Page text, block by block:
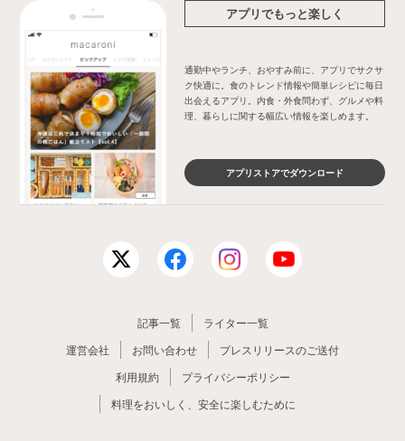
アプリでもっと楽しく
通勤中やランチ、おやすみ前に、アプリでサクサ
ク快適に。食のトレンド情報や簡単レシピに毎日
出会えるアプリ。内食・外食問わず、グルメや料
理、暮らしに関する幅広い情報を楽しめます。
アプリストアでダウンロード
記事一覧
ライター一覧
運営会社
お問い合わせ
プレスリリースのご送付
利用規約
プライバシーポリシー
料理をおいしく、安全に楽しむために